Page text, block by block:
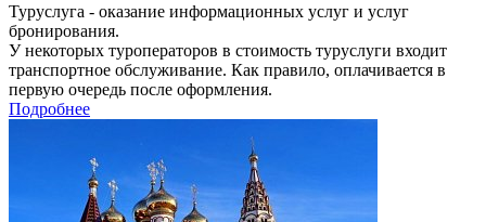
Туруслуга - оказание информационных услуг и услуг
бронирования.
У некоторых туроператоров в стоимость туруслуги входит
транспортное обслуживание. Как правило, оплачивается в
первую очередь после оформления.
Подробнее